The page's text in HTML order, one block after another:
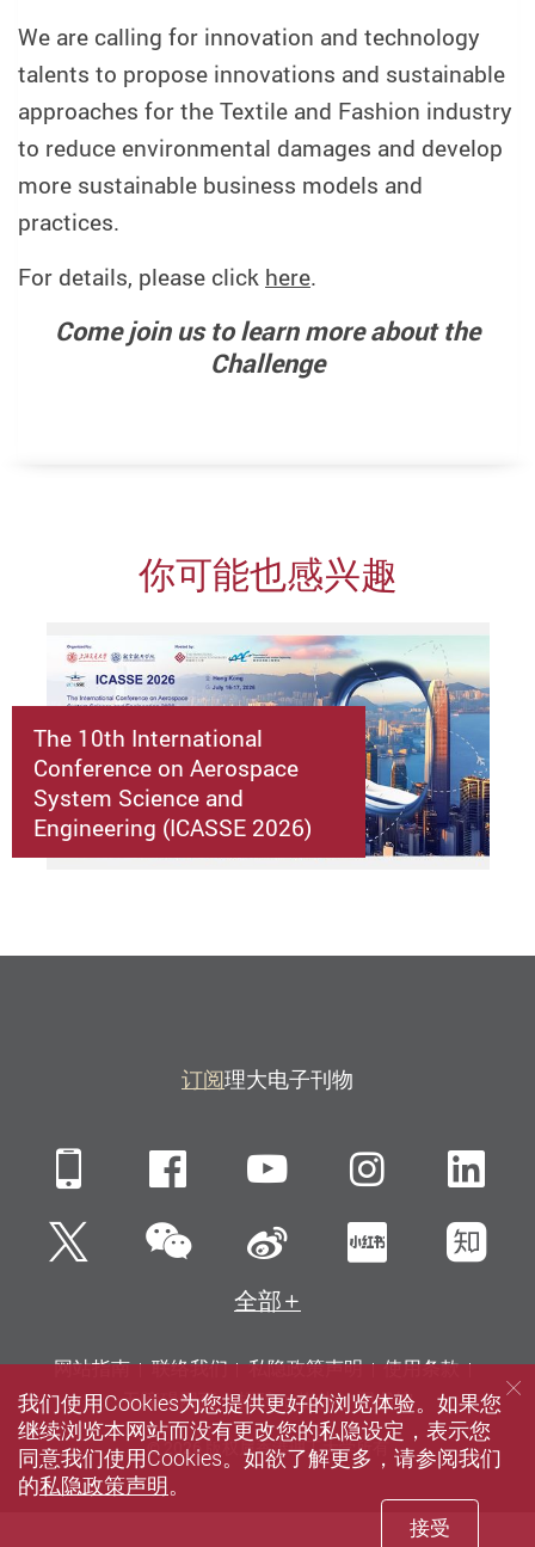
We are calling for innovation and technology
talents to propose innovations and sustainable
approaches for the Textile and Fashion industry
to reduce environmental damages and develop
more sustainable business models and
practices.
For details, please click here.
Come join us to learn more about the
Challenge
你可能也感兴趣
The 10th International
Conference on Aerospace
System Science and
Engineering (ICASSE 2026)
订阅理大电子刊物
Mobile FacebookYouTube
Twitter微信 新浪微博小红书知
全部
网站指南 联络我们 私隐政策声明
使用条款
无障碍网页
招聘 媒体 图书馆
© 2026 版权属香港理工大学所有
我们使用Cookies为您提供更好的浏览体验。如果您
继续浏览本网站而没有更改您的私隐设定，表示您
同意我们使用Cookies。如欲了解更多，请参阅我们
的私隐政策声明。
接受